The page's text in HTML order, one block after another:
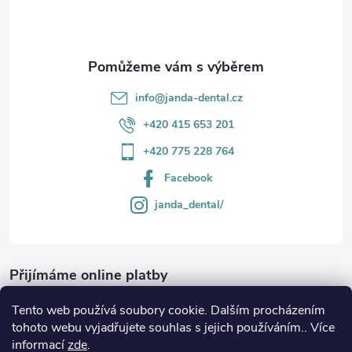
Tento web používá soubory cookie. Dalším procházením
tohoto webu vyjadřujete souhlas s jejich používáním.. Více
informacízde.
info@janda-dental.cz
+420 415 653 201
+420 775 228 764
Facebook
janda_dental/
Přijímáme online platby